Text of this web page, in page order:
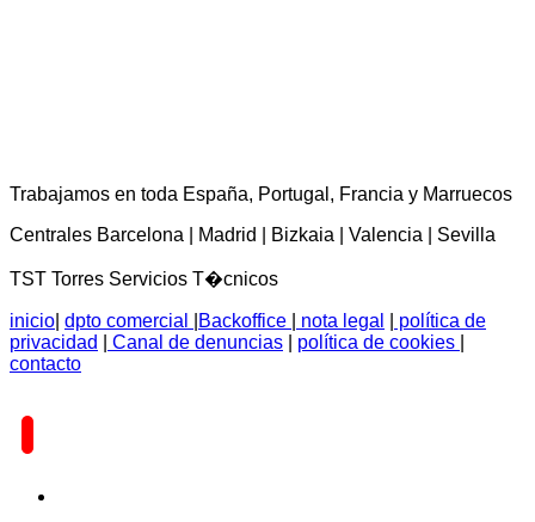
Trabajamos en toda España, Portugal, Francia y Marruecos
Centrales Barcelona | Madrid | Bizkaia | Valencia | Sevilla
TST Torres Servicios T�cnicos
inicio dpto comercial Backoffice nota legal
política de
privacidad
Canal de denuncias política de cookies
contacto